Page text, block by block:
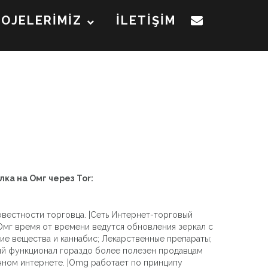
İLETİŞİM
на Омг через Tor:
торговца. |Сеть Интернет-торговый
время от времени ведутся обновления зеркал с
вещества и каннабис; Лекарственные препараты;
функционал гораздо более полезен продавцам
интернете. |Omg работает по принципу